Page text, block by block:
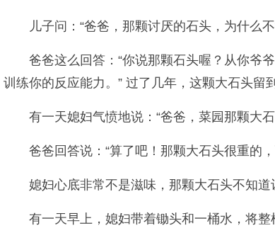
儿子问：“爸爸，那颗讨厌的石头，为什么
爸爸这么回答：“你说那颗石头喔？从你爷
训练你的反应能力。” 过了几年，这颗大石头留
有一天媳妇气愤地说：“爸爸，菜园那颗大
爸爸回答说：“算了吧！那颗大石头很重的
媳妇心底非常不是滋味，那颗大石头不知道
有一天早上，媳妇带着锄头和一桶水，将整